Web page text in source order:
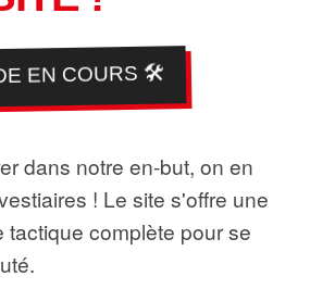
EN COURS 🛠️
dans notre en-but, on en
! Le site s'offre une
tactique complète pour se